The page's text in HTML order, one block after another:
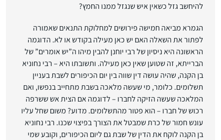
להיחשב גזל כשאין איש שנגזל ממנו החמץ?
הגמרא מביאה חמישה פירושים למחלוקת התנאים שאמורה
לפתור את השאלה האם יש כאן מעילה בקודש או לא. הדוגמה
הראשונה היא ניסיון של רבי יוחנן להבין מיהו ה”יש אומרים” של
הברייתא, זה שטוען שאין כאן מעילה. ותשובתו היא – רבי נחוניא
בן הקנה, שהיה עושה דין שווה בין יום הכיפורים לשבת בעניין
תשלומים. כלומר, מי שעשה מלאכה בשבת מתחייב בנפשו, ואם
המלאכה שעשה הזיקה לחברו – לדוגמה אם הצית אש ששרפה
רכוש של חברו – הוא פטור מהתשלומים. מדוע? משום שחל עליו
עונש חמור של כרת שמבטל את הצורך בפיצוי שכנו. רבי נחוניא
בן הקנה לוקח את הדין של שבת גם ליום הכיפורים, וקובע שמי